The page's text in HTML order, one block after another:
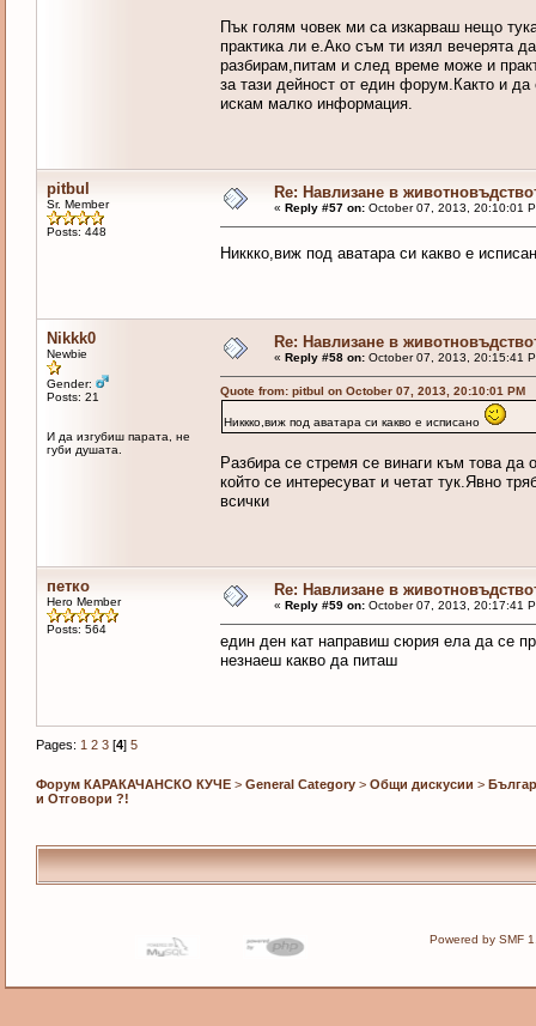
Пък голям човек ми са изкарваш нещо
практика ли е.Ако съм ти изял
разбирам,питам и след време може и
за тази дейност от един форум.Както и
искам малко информация.
pitbul
Sr. Member
Posts: 448
Re: Навлизане в
« Reply #57 on:October 07, 2013, 20:10:01
Никкко,виж под аватара си какво е
Nikkk0
Newbie
Gender:
Posts: 21
И да изгубиш парата, не
губи душата.
Re: Навлизане в
« Reply #58 on:October 07, 2013, 20:15:41
Quote from: pitbul on October 07, 2013, 20:10:01 PM
Никкко,виж под аватара си какво е исписано
Разбира се стремя се винаги към това да
който се интересуват и четат тук.Явно
всички
петко
Hero Member
Posts: 564
Re: Навлизане в
« Reply #59 on:October 07, 2013, 20:17:41
един ден кат направиш сюрия ела да се
незнаеш какво да питаш
Pages: 1 2 3[4] 5
Форум КАРАКАЧАНСКО КУЧЕ> General Category> Общи дискусии >
и Отговори ?!
Powered by SMF